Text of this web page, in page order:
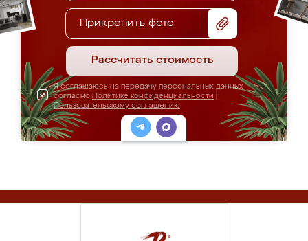
Прикрепить фото
Рассчитать стоимость
Я соглашаюсь на передачу персональных данных
согласно Политике конфиденциальности
Пользовательскому соглашению